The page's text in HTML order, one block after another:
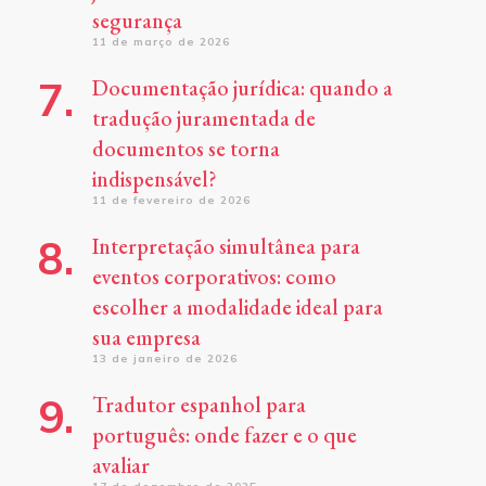
segurança
11 de março de 2026
Documentação jurídica: quando a
tradução juramentada de
documentos se torna
indispensável?
11 de fevereiro de 2026
Interpretação simultânea para
eventos corporativos: como
escolher a modalidade ideal para
sua empresa
13 de janeiro de 2026
Tradutor espanhol para
português: onde fazer e o que
avaliar